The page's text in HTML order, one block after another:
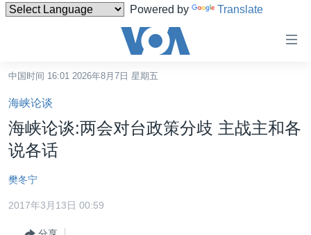
Powered by Translate
碍
链
接
跳
转
内
容
中国
中国时间 16:01 2026年8月7日 星期五
海峡论谈
海峡论谈:两会对台政策分歧 主战主和各
说各话
樊冬宁
2017年3月13日 00:59